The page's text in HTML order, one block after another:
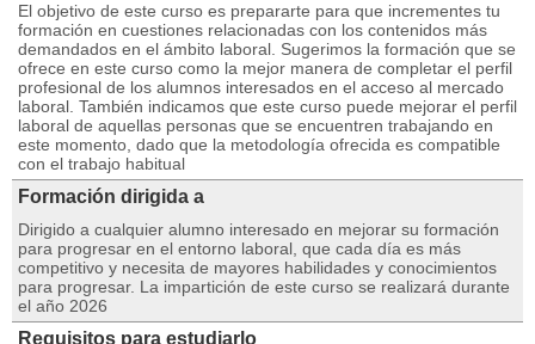
El objetivo de este curso es prepararte para que incrementes tu
formación en cuestiones relacionadas con los contenidos más
demandados en el ámbito laboral. Sugerimos la formación que se
ofrece en este curso como la mejor manera de completar el perfil
profesional de los alumnos interesados en el acceso al mercado
laboral. También indicamos que este curso puede mejorar el perfil
laboral de aquellas personas que se encuentren trabajando en
este momento, dado que la metodología ofrecida es compatible
con el trabajo habitual
Formación dirigida a
Dirigido a cualquier alumno interesado en mejorar su formación
para progresar en el entorno laboral, que cada día es más
competitivo y necesita de mayores habilidades y conocimientos
para progresar. La impartición de este curso se realizará durante
el año 2026
Requisitos para estudiarlo